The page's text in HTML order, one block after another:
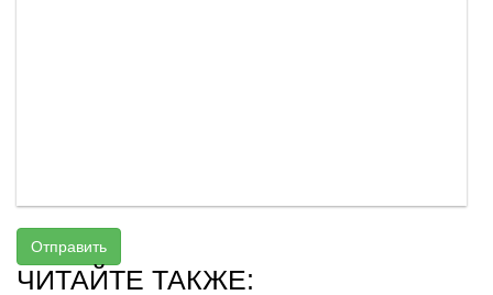
Отправить
ЧИТАЙТЕ ТАКЖЕ: